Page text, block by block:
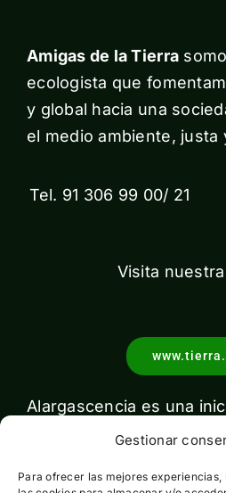
Gestionar
Para ofrecer las mejores
Amigas de la Tierra
ecologista que
y global hacia una
el medio ambiente, justa
Tel. 91 306 99 00/ 21
Visita
Alargascencia es una